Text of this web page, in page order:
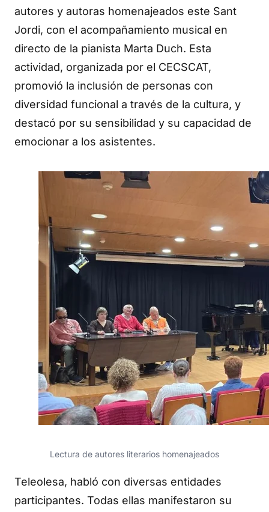
autores y autoras homenajeados este Sant
Jordi, con el acompañamiento musical en
directo de la pianista Marta Duch. Esta
actividad, organizada por el CECSCAT,
promovió la inclusión de personas con
diversidad funcional a través de la cultura, y
destacó por su sensibilidad y su capacidad de
emocionar a los asistentes.
Lectura de autores literarios homenajeados
Teleolesa, habló con diversas entidades
participantes. Todas ellas manifestaron su